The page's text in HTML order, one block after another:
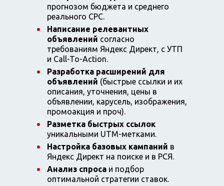
прогнозом бюджета и среднего
реального CPC.
Написание релевантных
объявлений согласно
требованиям Яндекс Директ, с УТП
и Call-To-Action.
Разработка расширений для
объявлений (быстрые ссылки и их
описания, уточнения, цены в
объявлении, карусель, изображения,
промоакция и проч).
Разметка быстрых ссылок
уникальными UTM-метками.
Настройка базовых кампаний в
Яндекс Директ на поиске и в РСЯ.
Анализ спроса и подбор
оптимальной стратегии ставок.